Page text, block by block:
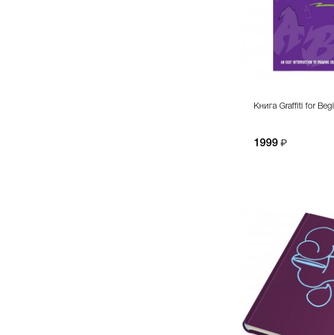
Книга Graffiti for
1999